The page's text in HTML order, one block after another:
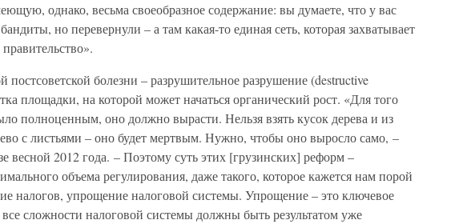
однако, весьма своеобразное содержание: вы думаете, что у вас
но перевернули – а там какая-то единая сеть, которая захватывает
постсоветской болезни – разрушительное разрушение (destructive
площадки, на которой может начаться органический рост. «Для того
полноценным, оно должно вырасти. Нельзя взять кусок дерева и из
с листьями – оно будет мертвым. Нужно, чтобы оно выросло само, –
весной 2012 года. – Поэтому суть этих [грузинских] реформ –
объема регулирования, даже такого, которое кажется нам порой
налогов, упрощение налоговой системы. Упрощение – это ключевое
сложности налоговой системы должны быть результатом уже